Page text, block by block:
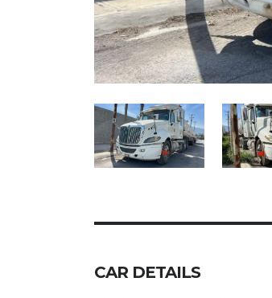
CAR DETAILS